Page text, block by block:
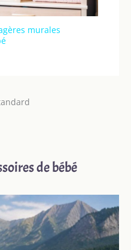
murales
de bébé